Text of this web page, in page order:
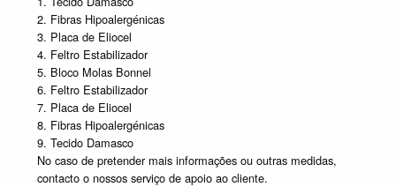
2. Fibras Hipoalergénicas
3. Placa de Eliocel
4. Feltro Estabilizador
5. Bloco Molas Bonnel
6. Feltro Estabilizador
7. Placa de Eliocel
8. Fibras Hipoalergénicas
9. Tecido Damasco
No caso de pretender mais informações ou outras medidas,
contacto o nossos serviço de apoio ao cliente.